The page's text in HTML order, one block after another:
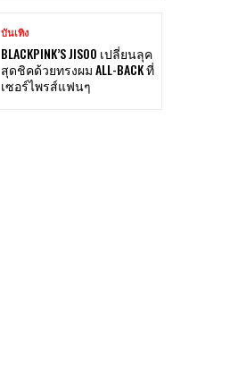
บันเทิง
BLACKPINK’S JISOO เปลี่ยนลุค
สุดชิคด้วยทรงผม ALL-BACK ที่
เซอร์ไพรส์แฟนๆ